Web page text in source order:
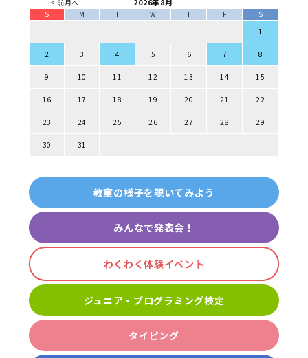
< 前月へ
S M T W T F
S
1
2 3 4 5 6 7 8
9 10 11 12 13 14 15
16 17 18 19 20 21 22
23 24 25 26 27 28 29
30 31
教室の様子を覗いてみよう
みんなで発表会！
わくわく体験イベント
ジュニア・プログラミング検定
タイピング